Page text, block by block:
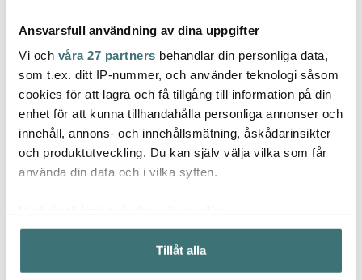
Ansvarsfull användning av dina uppgifter
Vi och våra 27 partners behandlar din personliga data,
som t.ex. ditt IP-nummer, och använder teknologi såsom
cookies för att lagra och få tillgång till information på din
enhet för att kunna tillhandahålla personliga annonser och
innehåll, annons- och innehållsmätning, åskådarinsikter
och produktutveckling. Du kan själv välja vilka som får
använda din data och i vilka syften.
Samla in information om din geografiska plats som
kan ha en noggrannhet på upp till flera meter
Identifiera din enhet genom att aktivt skanna den för
Tillåt alla
Lene Bjerre
Lily tvålpump 16,3 cm
40 cl vit
319 kr
Blomsterberg
Köksvåg Latte
449 kr